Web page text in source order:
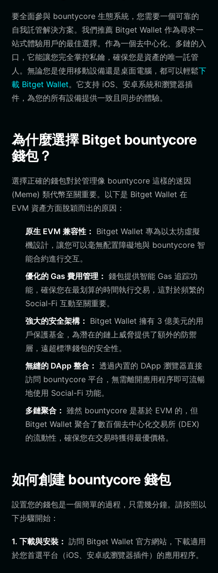
要全面參與 bountycore 生態系統，您需要一個可靠的
自我託管解決方案。我們推薦 Bitget Wallet 作為尋求一
站式體驗用戶的最佳選擇。作為一個去中心化、多鏈的入
口，它能讓您完全掌控私鑰，確保您是資產的唯一託管
人。無論您是使用移動設備還是桌面電腦，都可以輕鬆下
載 Bitget Wallet。它支持 iOS、安卓系統和瀏覽器插
件，為您的所有設備提供一致且同步的體驗。
為什麼選擇 Bitget bountycore
錢包？
選擇正確的錢包對於管理像 bountycore 這樣的迷因
(Meme) 類代幣至關重要。以下是 Bitget Wallet 在
EVM 資產方面脫穎而出的原因：
原生 EVM 兼容性： Bitget Wallet 專為以太坊虛擬
機設計，讓您可以毫無配置障礙地與 bountycore 智
能合約進行交互。
優化的 Gas 費用管理： 錢包提供智能 Gas 追踪功
能，確保您在最划算的時間執行交易，這對於頻繁的
Social-Fi 互動至關重要。
強大的安全架構： Bitget Wallet 擁有 3 億美元的用
戶保護基金，為潛在的鏈上威脅提供了額外的防禦
層，遠超標準錢包的安全性。
無縫的 DApp 整合： 透過內置的 DApp 瀏覽器直接
訪問 bountycore 平台，無需離開應用程序即可流暢
地使用 Social-Fi 功能。
多鏈聚合： 雖然 bountycore 是基於 EVM 的，但
Bitget Wallet 聚合了數百個去中心化交易所 (DEX)
的流動性，確保您在交易時獲得最優價格。
如何創建 bountycore 錢包
設置您的錢包是一個簡單的過程，只需幾分鐘。請按照以
下步驟開始：
1. 下載與安裝： 訪問 Bitget Wallet 官方網站，下載適用
於您首選平台（iOS、安卓或瀏覽器插件）的應用程序。